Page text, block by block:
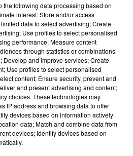
DE THEVOICE KIDS
début des auditions à l’aveugle de
The
Voice Kids , les quatre coachs,
Bent et Soprano, avaient livré
«Le casting, c’est un truc de
il fallait y aller doucement
qu’Amel
Bent
affirmait qu’il
saison deTheVoice Kids
’était une première pour moi, j’ai
de chanter comme ça, à cet âge-
pas vous en dire plus, mais j’ai
the following data processing based on
interest: Store and/or access
data to select advertising; Create
Use profiles to select personalised
performance; Measure content
through statistics or combinations
Develop and improve services; Create
Use profiles to select personalised
content; Ensure security, prevent and
and present advertising and content;
choices. These technologies may
IP address and browsing data to offer
devices based on information actively
data; Match and combine data from
devices; Identify devices based on